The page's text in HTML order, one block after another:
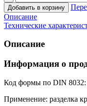
Добавить в корзину
Описание
Технические
Описание
Информация о
Код формы по DIN 8032:
Применение: разделка